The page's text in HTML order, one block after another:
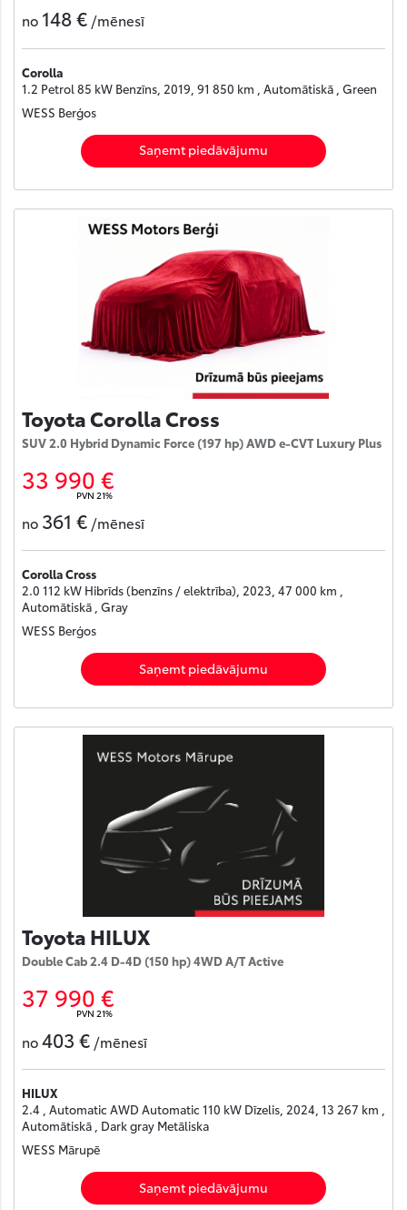
no 148 € /mēnesī
Corolla
1.2 Petrol 85 kW Benzīns, 2019, 91 850 km , Automātiskā , Green
WESS Berģos
Saņemt piedāvājumu
Toyota Corolla Cross
SUV 2.0 Hybrid Dynamic Force (197 hp) AWD e-CVT Luxury Plus
33 990 €
PVN 21%
no 361 € /mēnesī
Corolla Cross
2.0 112 kW Hibrīds (benzīns / elektrība), 2023, 47 000 km ,
Automātiskā , Gray
WESS Berģos
Saņemt piedāvājumu
Toyota HILUX
Double Cab 2.4 D-4D (150 hp) 4WD A/T Active
37 990 €
PVN 21%
no403 € /mēnesī
HILUX
2.4 , Automatic AWD Automatic 110 kW Dīzelis, 2024, 13 267 km ,
Automātiskā , Dark gray Metāliska
WESS Mārupē
Saņemt piedāvājumu